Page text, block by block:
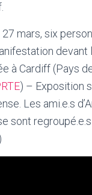
27 mars, six
à Cardiff (Pays
) – Exposition
Les ami.e.s
sont